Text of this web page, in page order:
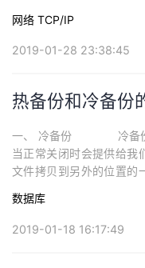
后，DHCP Client启动时
的广播报文，源地址为
网络 TCP/IP
2019-01-28 23:38:45
热备份和冷备份
一、 冷备份 冷备份发
当正常关闭时会提供给我
文件拷贝到另外的位置的
常快速的备份方法（只
可） ３、 轻易恢复到某
数据库
2019-01-18 16:17:49